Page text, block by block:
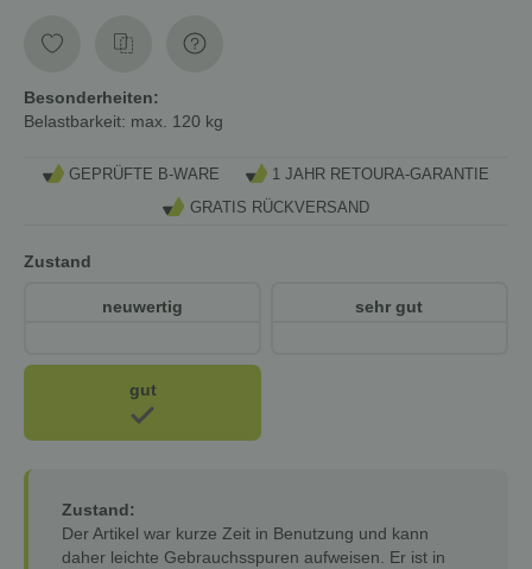
Besonderheiten:
Belastbarkeit: max. 120 kg
GEPRÜFTE B-WARE
1 JAHR RETOURA-GARANTIE
GRATIS RÜCKVERSAND
Zustand
neuwertig sehr gut
gut
Zustand:
Der Artikel war kurze Zeit in Benutzung und kann
daher leichte Gebrauchsspuren aufweisen. Er ist in